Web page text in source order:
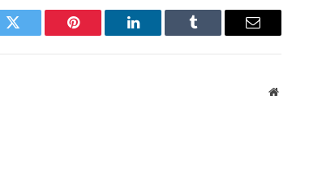
Twitter Pinterest LinkedIn Tumblr Email
Website